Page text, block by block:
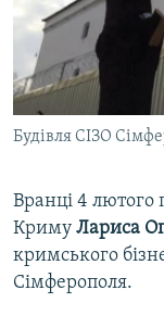
ВІДЕОУРОКИ
СВІДЧЕННЯ
УКРАЇНСЬКА
ІНФОГРАФІКА
Русский
Qırımtatar
ДОЛУЧАЙСЯ!
Усі сайти RFE/
Будівля СІЗО
Вранці 4 лютого
Криму Лариса
кримського
Сімферополя.